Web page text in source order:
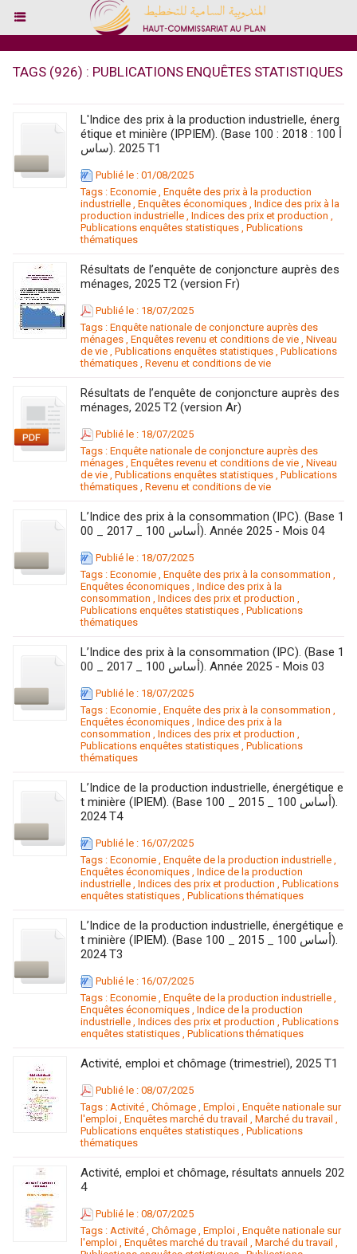
TAGS (926) : PUBLICATIONS ENQUÊTES STATISTIQUES
L'Indice des prix à la production industrielle, énerg
étique et minière (IPPIEM). (Base 100 : 2018 : 100 أ
ساس). 2025 T1
Publié le : 01/08/2025
Tags : Economie , Enquête des prix à la production
industrielle , Enquêtes économiques , Indice des prix à la
production industrielle , Indices des prix et production ,
Publications enquêtes statistiques , Publications
thématiques
Résultats de l’enquête de conjoncture auprès des
ménages, 2025 T2 (version Fr)
Publié le : 18/07/2025
Tags : Enquête nationale de conjoncture auprès des
ménages , Enquêtes revenu et conditions de vie , Niveau
de vie , Publications enquêtes statistiques , Publications
thématiques , Revenu et conditions de vie
Résultats de l’enquête de conjoncture auprès des
ménages, 2025 T2 (version Ar)
Publié le : 18/07/2025
Tags : Enquête nationale de conjoncture auprès des
ménages , Enquêtes revenu et conditions de vie , Niveau
de vie , Publications enquêtes statistiques , Publications
thématiques , Revenu et conditions de vie
L’Indice des prix à la consommation (IPC). (Base 1
00 _ 2017 _ 100 أساس). Année 2025 - Mois 04
Publié le : 18/07/2025
Tags : Economie , Enquête des prix à la consommation ,
Enquêtes économiques , Indice des prix à la
consommation , Indices des prix et production ,
Publications enquêtes statistiques , Publications
thématiques
L’Indice des prix à la consommation (IPC). (Base 1
00 _ 2017 _ 100 أساس). Année 2025 - Mois 03
Publié le : 18/07/2025
Tags : Economie , Enquête des prix à la consommation ,
Enquêtes économiques , Indice des prix à la
consommation , Indices des prix et production ,
Publications enquêtes statistiques , Publications
thématiques
L’Indice de la production industrielle, énergétique e
t minière (IPIEM). (Base 100 _ 2015 _ 100 أساس).
2024 T4
Publié le : 16/07/2025
Tags : Economie , Enquête de la production industrielle ,
Enquêtes économiques , Indice de la production
industrielle , Indices des prix et production , Publications
enquêtes statistiques , Publications thématiques
L’Indice de la production industrielle, énergétique e
t minière (IPIEM). (Base 100 _ 2015 _ 100 أساس).
2024 T3
Publié le : 16/07/2025
Tags : Economie , Enquête de la production industrielle ,
Enquêtes économiques , Indice de la production
industrielle , Indices des prix et production , Publications
enquêtes statistiques , Publications thématiques
Activité, emploi et chômage (trimestriel), 2025 T1
Publié le : 08/07/2025
Tags : Activité , Chômage , Emploi , Enquête nationale sur
l'emploi , Enquêtes marché du travail , Marché du travail ,
Publications enquêtes statistiques , Publications
thématiques
Activité, emploi et chômage, résultats annuels 202
4
Publié le : 08/07/2025
Tags : Activité , Chômage , Emploi , Enquête nationale sur
l'emploi , Enquêtes marché du travail , Marché du travail ,